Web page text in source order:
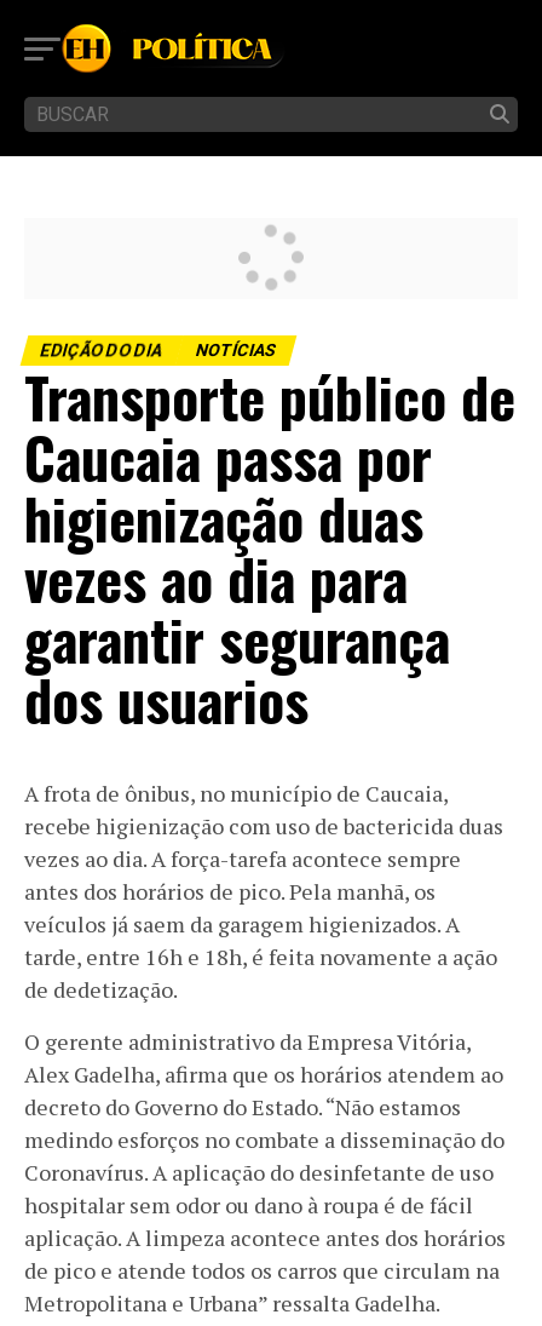
EDIÇÃO DO DIA NOTÍCIAS
Transporte público de
Caucaia passa por
higienização duas
vezes ao dia para
garantir segurança
dos usuarios
A frota de ônibus, no município de Caucaia,
recebe higienização com uso de bactericida duas
vezes ao dia. A força-tarefa acontece sempre
antes dos horários de pico. Pela manhã, os
veículos já saem da garagem higienizados. A
tarde, entre 16h e 18h, é feita novamente a ação
de dedetização.
O gerente administrativo da Empresa Vitória,
Alex Gadelha, afirma que os horários atendem ao
decreto do Governo do Estado. “Não estamos
medindo esforços no combate a disseminação do
Coronavírus. A aplicação do desinfetante de uso
hospitalar sem odor ou dano à roupa é de fácil
aplicação. A limpeza acontece antes dos horários
de pico e atende todos os carros que circulam na
Metropolitana e Urbana” ressalta Gadelha.